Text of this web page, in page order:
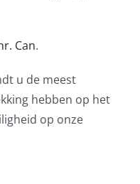
Can.
u de meest
hebben op het
op onze